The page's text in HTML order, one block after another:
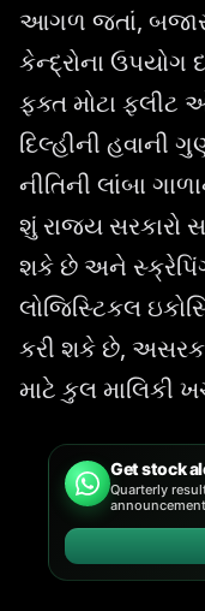
આગળ જતાં,
કેન્દ્રોના ઉપયોગ
ફક્ત મોટા ફ્લીટ
દિલ્હીની હવાની
નીતિની લાંબા
શું રાજ્ય સરકારો
શકે છે અને
લોજિસ્ટિકલ
કરી શકે છે,
માટે કુલ માલિકી
Get stock
Quarterly